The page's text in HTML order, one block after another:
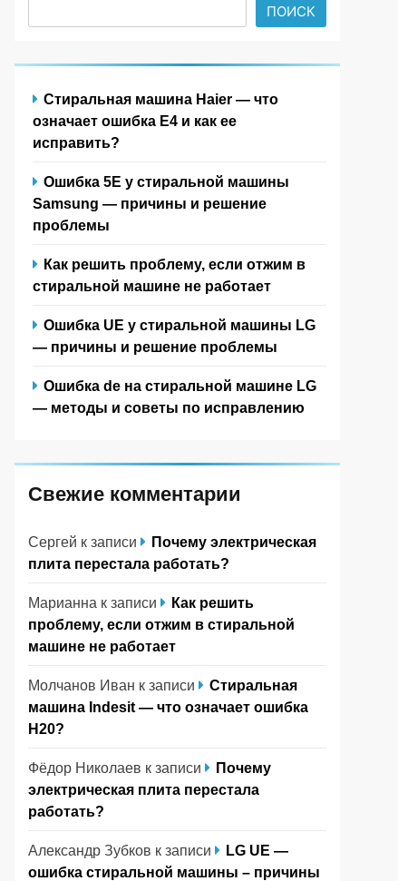
ПОИСК
Стиральная машина Haier — что
означает ошибка E4 и как ее
исправить?
Ошибка 5Е у стиральной машины
Samsung — причины и решение
проблемы
Как решить проблему, если отжим в
стиральной машине не работает
Ошибка UE у стиральной машины LG
— причины и решение проблемы
Ошибка de на стиральной машине LG
— методы и советы по исправлению
Свежие комментарии
Сергей к записи
Почему электрическая
плита перестала работать?
Марианна к записи
Как решить
проблему, если отжим в стиральной
машине не работает
Молчанов Иван к записи
Стиральная
машина Indesit — что означает ошибка
H20?
Фёдор Николаев к записи
Почему
электрическая плита перестала
работать?
Александр Зубков к записи
LG UE —
ошибка стиральной машины – причины